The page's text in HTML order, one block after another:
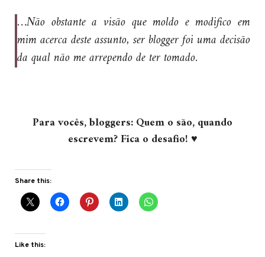
…Não obstante a visão que moldo e modifico em
mim acerca deste assunto, ser blogger foi uma decisão
da qual não me arrependo de ter tomado.
Para vocês, bloggers: Quem o são, quando
escrevem? Fica o desafio! ♥
Share this:
Like this: